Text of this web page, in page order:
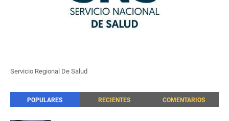
Servicio Regional De Salud
POPULARES RECIENTES COMENTARIOS